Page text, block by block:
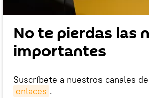
No te pierdas las
importantes
Suscríbete a nuestros canales
enlaces .